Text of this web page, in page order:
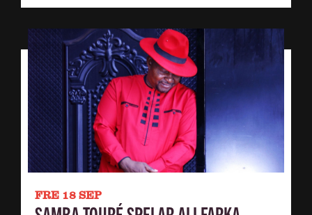
FRE 18 SEP